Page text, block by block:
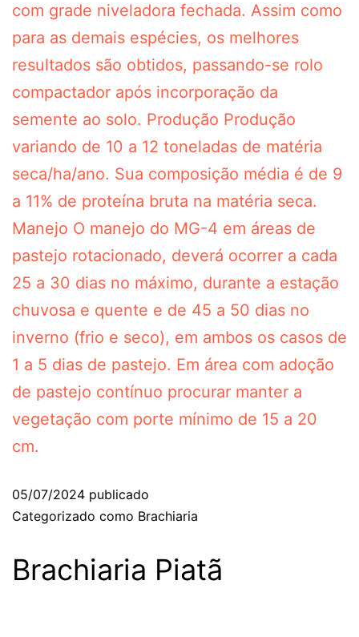
com grade niveladora fechada. Assim como
para as demais espécies, os melhores
resultados são obtidos, passando-se rolo
compactador após incorporação da
semente ao solo. Produção Produção
variando de 10 a 12 toneladas de matéria
seca/ha/ano. Sua composição média é de 9
a 11% de proteína bruta na matéria seca.
Manejo O manejo do MG-4 em áreas de
pastejo rotacionado, deverá ocorrer a cada
25 a 30 dias no máximo, durante a estação
chuvosa e quente e de 45 a 50 dias no
inverno (frio e seco), em ambos os casos de
1 a 5 dias de pastejo. Em área com adoção
de pastejo contínuo procurar manter a
vegetação com porte mínimo de 15 a 20
cm.
05/07/2024 publicado
Categorizado como Brachiaria
Brachiaria Piatã